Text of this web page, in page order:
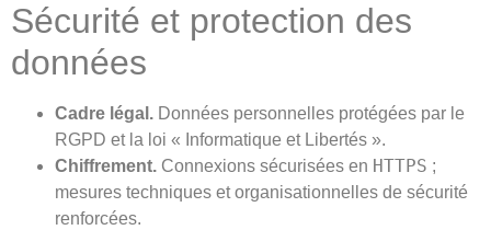
Sécurité et protection des
données
Cadre légal. Données personnelles protégées par le
RGPD et la loi « Informatique et Libertés ».
Chiffrement. Connexions sécurisées en HTTPS ;
mesures techniques et organisationnelles de sécurité
renforcées.